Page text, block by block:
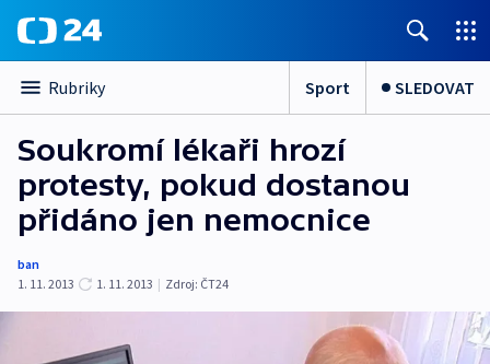
Rubriky Sport SLEDOVAT
Soukromí lékaři hrozí
protesty, pokud dostanou
přidáno jen nemocnice
ban
1. 11. 2013
1. 11. 2013 | Zdroj: ČT24